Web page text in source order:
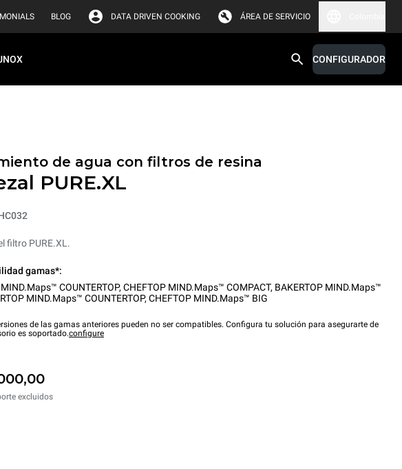
BLOG DATA DRIVEN COOKING ÁREA DE SERVICIO
CONFIGURADOR
de agua con filtros de resina
PURE.XL
filtro PURE.XL.
gamas*:
COUNTERTOP, CHEFTOP MIND.Maps™ COMPACT, BAKERTOP MIND.Maps™
MIND.Maps™ COUNTERTOP, CHEFTOP MIND.Maps™ BIG
de las gamas anteriores pueden no ser compatibles. Configura tu solución para asegurarte de
es soportado.configure
excluidos